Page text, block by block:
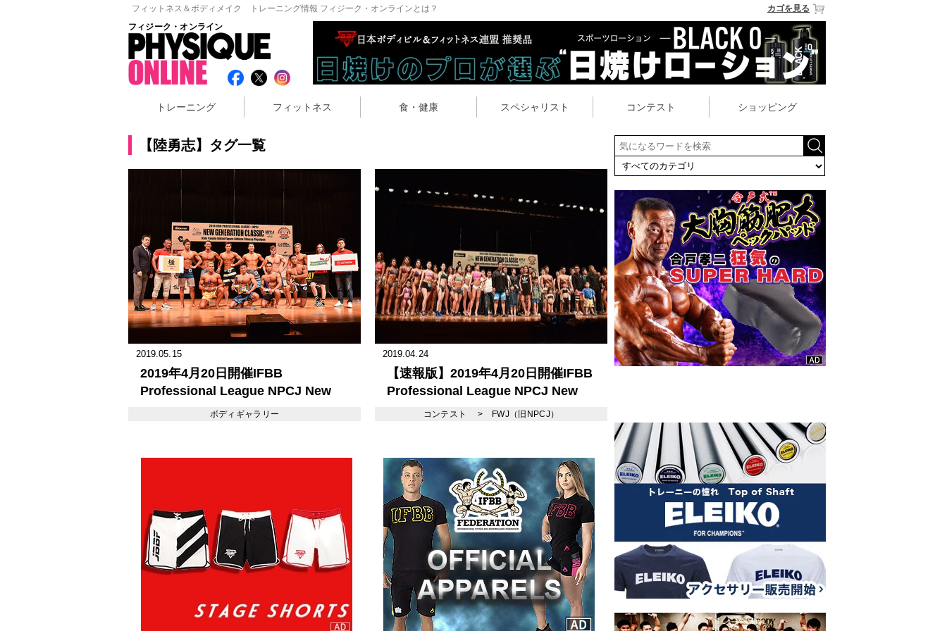
フィットネス＆ボディメイク トレーニング情報 フィジーク・オンラインとは？
カゴを見る
フィジーク・オンライン
トレーニング フィットネス 食・健康 スペシャリスト コンテスト ショッピング
【陸勇志】タグ一覧
2019.05.15
2019年4月20日開催IFBB
Professional League NPCJ New
Generation Classic No1
ボディギャラリー
2019.04.24
【速報版】2019年4月20日開催IFBB
Professional League NPCJ New
Generation Classic
コンテスト > FWJ（旧NPCJ）